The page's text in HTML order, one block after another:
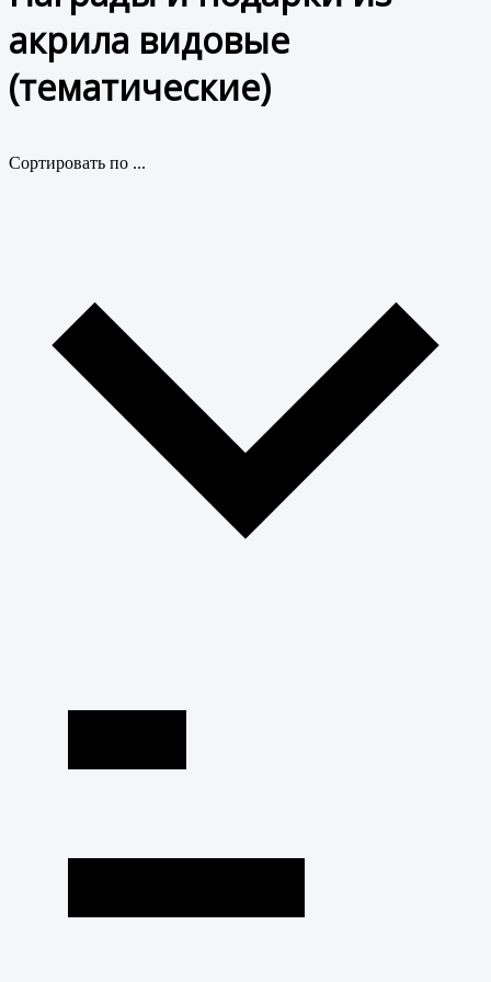
акрила видовые
(тематические)
Сортировать по ...